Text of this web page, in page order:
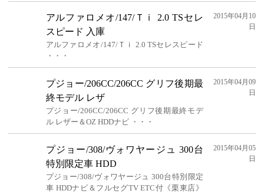
アルファロメオ/147/Ｔｉ 2.0 TSセレ
スピード 入庫
アルファロメオ/147/Ｔｉ 2.0 TSセレスピード
・・・
2015年04月10
日
プジョー/206CC/206CC グリフ後期最
終モデル レザ
プジョー/206CC/206CC グリフ後期最終モデ
ル レザー＆OZ HDDナビ ・・・
2015年04月09
日
プジョー/308/ヴォワヤージュ 300台
特別限定車 HDD
プジョー/308/ヴォワヤージュ 300台特別限定
車 HDDナビ＆フルセグTV ETC付《栗東店》
2015年04月05
日